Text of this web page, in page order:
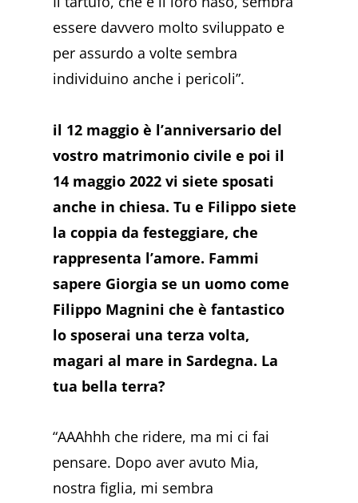
essere davvero molto sviluppato e
per assurdo a volte sembra
individuino anche i pericoli”.
il 12 maggio è l’anniversario del
vostro matrimonio civile e poi il
14 maggio 2022 vi siete sposati
anche in chiesa. Tu e Filippo siete
la coppia da festeggiare, che
rappresenta l’amore. Fammi
sapere Giorgia se un uomo come
Filippo Magnini che è fantastico
lo sposerai una terza volta,
magari al mare in Sardegna. La
tua bella terra?
“AAAhhh che ridere, ma mi ci fai
pensare. Dopo aver avuto Mia,
nostra figlia, mi sembra